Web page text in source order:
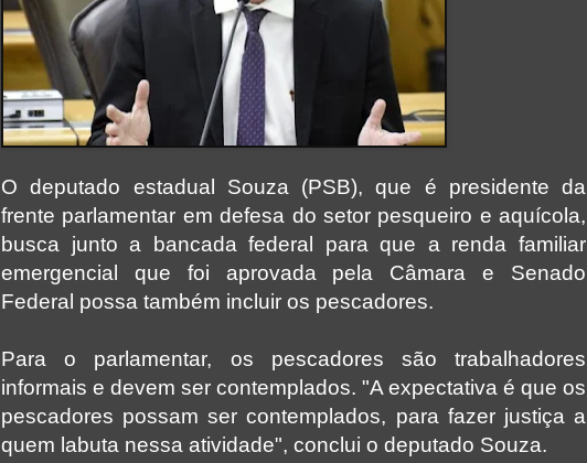
O deputado estadual Souza (PSB), que é presidente da
frente parlamentar em defesa do setor pesqueiro e aquícola,
busca junto a bancada federal para que a renda familiar
emergencial que foi aprovada pela Câmara e Senado
Federal possa também incluir os pescadores.
Para o parlamentar, os pescadores são trabalhadores
informais e devem ser contemplados. "A expectativa é que os
pescadores possam ser contemplados, para fazer justiça a
quem labuta nessa atividade", conclui o deputado Souza.